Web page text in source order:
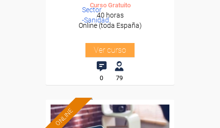
Sector
-Sanidad.
Curso Gratuito
40 horas
Online (toda España)
Ver curso
0 79
ONLINE